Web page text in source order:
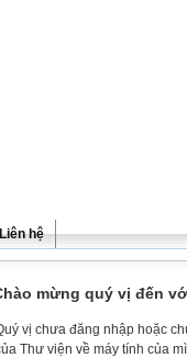
Liên hệ
mừng quý vị đến
vị chưa đăng nhập hoặc
Thư viện về máy tính của